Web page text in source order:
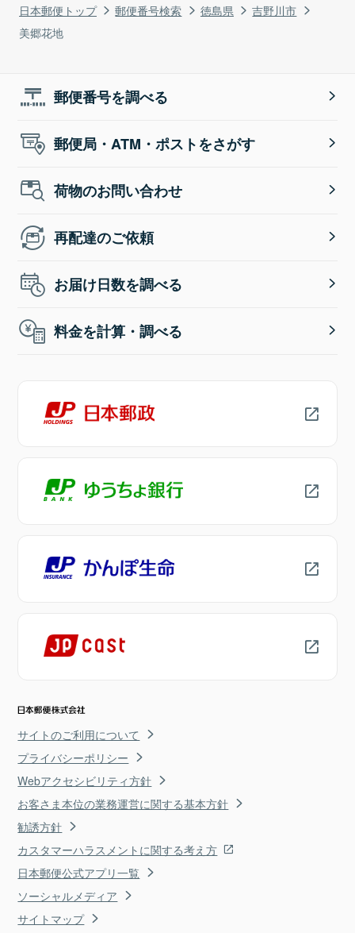
日本郵便トップ 郵便番号検索 徳島県
吉野川市
美郷花地
郵便番号を調べる
郵便局・ATM・ポストをさがす
荷物のお問い合わせ
再配達のご依頼
お届け日数を調べる
料金を計算・調べる
サイトのご利用について
プライバシーポリシー
Webアクセシビリティ方針
お客さま本位の業務運営に関する基本方針
勧誘方針
カスタマーハラスメントに関する考え方
日本郵便公式アプリ一覧
ソーシャルメディア
サイトマップ